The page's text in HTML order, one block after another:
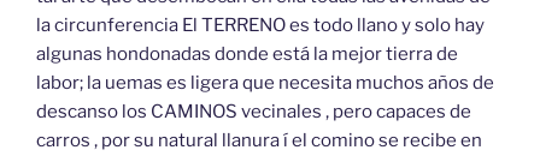
la circunferencia El TERRENO es todo llano y solo hay
algunas hondonadas donde está la mejor tierra de
labor; la uemas es ligera que necesita muchos años de
descanso los CAMINOS vecinales , pero capaces de
carros , por su natural llanura í el comino se recibe en